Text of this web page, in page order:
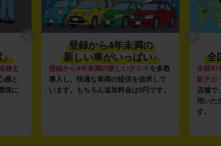
」
検と
感と
境に
登録から4年未満の
新しい車がいっぱい♪
登録から4年未満の新しいクルマを多数
導入し、快適な車両の提供を追求して
います。もちろん追加料金は0円です。
全
全国47
駅チカ
店舗で
用いた
す。